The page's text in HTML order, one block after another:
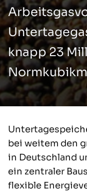
knapp 23
bei weitem den
in Deutschland
ein zentraler
flexible